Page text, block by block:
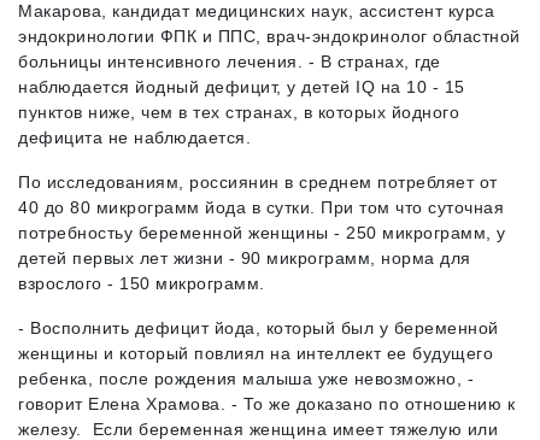
Макарова, кандидат медицинских наук, ассистент курса
эндокринологии ФПК и ППС, врач-эндокринолог областной
больницы интенсивного лечения. - В странах, где
наблюдается йодный дефицит, у детей IQ на 10 - 15
пунктов ниже, чем в тех странах, в которых йодного
дефицита не наблюдается.
По исследованиям, россиянин в среднем потребляет от
40 до 80 микрограмм йода в сутки. При том что суточная
потребностьу беременной женщины - 250 микрограмм, у
детей первых лет жизни - 90 микрограмм, норма для
взрослого - 150 микрограмм.
- Восполнить дефицит йода, который был у беременной
женщины и который повлиял на интеллект ее будущего
ребенка, после рождения малыша уже невозможно, -
говорит Елена Храмова. - То же доказано по отношению к
железу. Если беременная женщина имеет тяжелую или